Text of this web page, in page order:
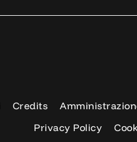
Credits
Privacy Policy